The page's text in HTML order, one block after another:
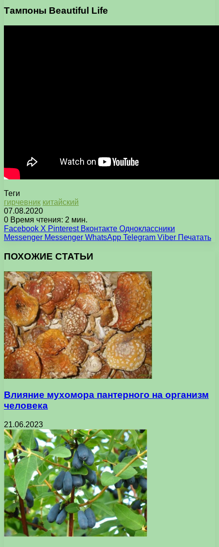
Тампоны Beautiful Life
Теги
гирчевник китайский
07.08.2020
0 Время чтения: 2 мин.
Facebook X Pinterest Вконтакте Одноклассники
Messenger Messenger WhatsApp Telegram Viber Печатать
ПОХОЖИЕ СТАТЬИ
Влияние мухомора пантерного на организм
человека
21.06.2023